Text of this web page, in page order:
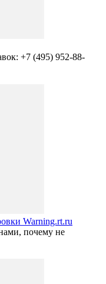
+7 (495) 952-88-
Warning.rt.ru
почему не